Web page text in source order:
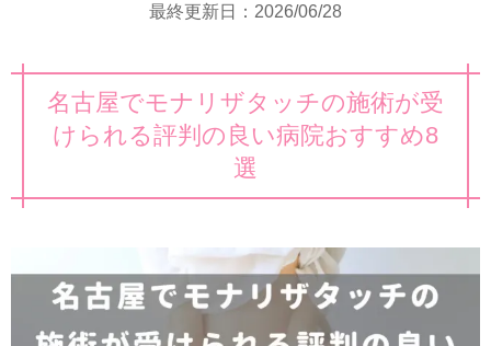
最終更新日：2026/06/28
名古屋でモナリザタッチの施術が受
けられる評判の良い病院おすすめ8
選